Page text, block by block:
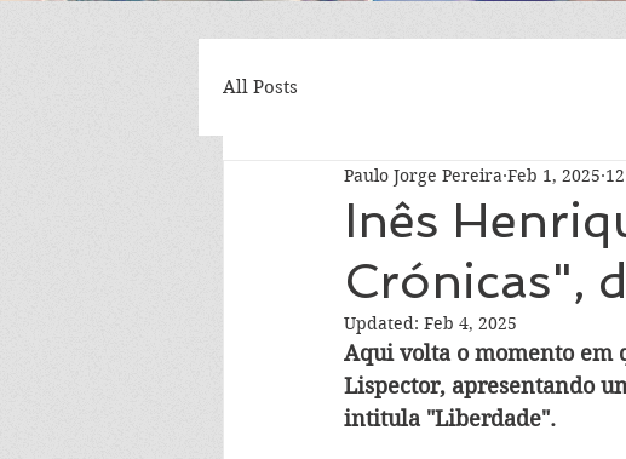
All Posts
Inês
Crónicas",
Paulo Jorge Pereira Feb 1, 2025
Updated: Feb 4, 2025
Aqui volta o momento em
Lispector, apresentando
intitula "Liberdade".